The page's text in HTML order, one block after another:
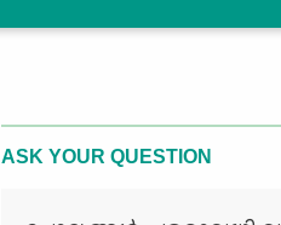
ASK YOUR QUESTION